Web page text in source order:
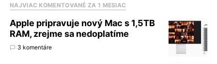
NAJVIAC KOMENTOVANÉ ZA 1 MESIAC
Apple pripravuje nový Mac s 1,5TB
RAM, zrejme sa nedoplatíme
3 komentáre